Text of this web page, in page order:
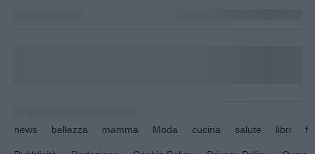
news bellezza mamma Moda cucina salute libri